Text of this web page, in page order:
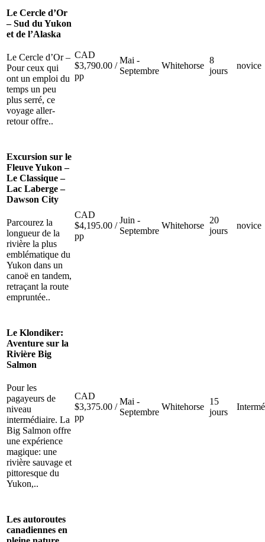
Le Cercle d’Or
– Sud du Yukon
et de l’Alaska
Le Cercle d’Or –
Pour ceux qui
ont un emploi du
temps un peu
plus serré, ce
voyage aller-
retour offre..
CAD
$3,790.00 /
pp
Mai -
Septembre
Whitehorse
8
jours
novice
Excursion sur le
Fleuve Yukon –
Le Classique –
Lac Laberge –
Dawson City
Parcourez la
longueur de la
rivière la plus
emblématique du
Yukon dans un
canoë en tandem,
retraçant la route
empruntée..
CAD
$4,195.00 /
pp
Juin -
Septembre
Whitehorse
20
jours
novice
Le Klondiker:
Aventure sur la
Rivière Big
Salmon
Pour les
pagayeurs de
niveau
intermédiaire. La
Big Salmon offre
une expérience
magique: une
rivière sauvage et
pittoresque du
Yukon,..
CAD
$3,375.00 /
pp
Mai -
Septembre
Whitehorse
15
jours
Les autoroutes
canadiennes en